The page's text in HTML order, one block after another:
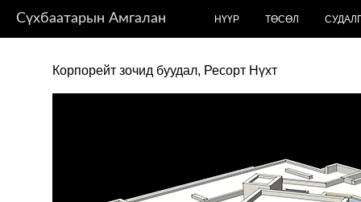
Сүхбаатарын Амгалан НҮҮР ТӨСӨЛ
Корпорейт зочид буудал, Ресорт Нүхт